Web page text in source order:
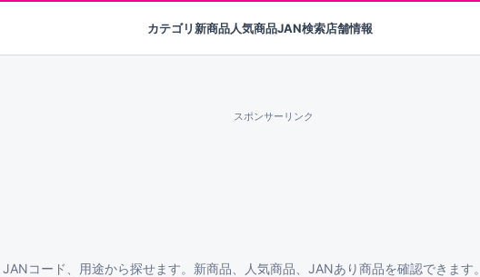
カテゴリ新商品人気商品JAN検索店舗情報
スポンサーリンク
コード、用途から探せます。新商品、人気商品、JANあり商品を確認できます。